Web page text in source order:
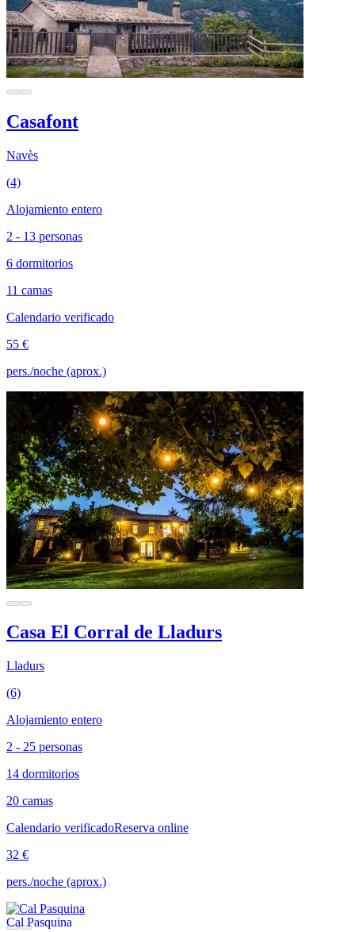
Casafont
Navès
(4)
Alojamiento entero
2 - 13 personas
6 dormitorios
11 camas
Calendario verificado
55 €
pers./noche (aprox.)
Casa El Corral de Lladurs
Lladurs
(6)
Alojamiento entero
2 - 25 personas
14 dormitorios
20 camas
Calendario verificadoReserva online
32 €
pers./noche (aprox.)